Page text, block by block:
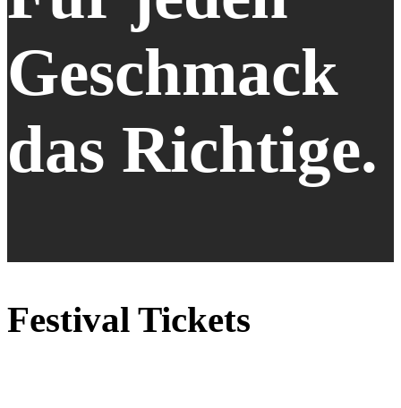
Geschmack
das Richtige.
Festival Tickets